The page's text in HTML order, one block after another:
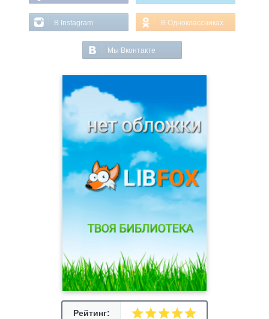
В Instagram В Одноклассниках
Мы Вконтакте
Рейтинг: